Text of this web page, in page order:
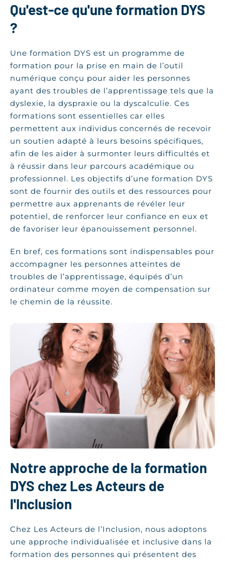
Qu'est-ce qu'une formation DYS
?
Une formation DYS est un programme de
formation pour la prise en main de l’outil
numérique conçu pour aider les personnes
ayant des troubles de l’apprentissage tels que la
dyslexie, la dyspraxie ou la dyscalculie. Ces
formations sont essentielles car elles
permettent aux individus concernés de recevoir
un soutien adapté à leurs besoins spécifiques,
afin de les aider à surmonter leurs difficultés et
à réussir dans leur parcours académique ou
professionnel. Les objectifs d’une formation DYS
sont de fournir des outils et des ressources pour
permettre aux apprenants de révéler leur
potentiel, de renforcer leur confiance en eux et
de favoriser leur épanouissement personnel.
En bref, ces formations sont indispensables pour
accompagner les personnes atteintes de
troubles de l’apprentissage, équipés d’un
ordinateur comme moyen de compensation sur
le chemin de la réussite.
Notre approche de la formation
DYS chez Les Acteurs de
l'Inclusion
Chez Les Acteurs de l’Inclusion, nous adoptons
une approche individualisée et inclusive dans la
formation des personnes qui présentent des